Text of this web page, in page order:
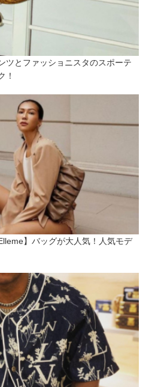
ツとファッショニスタのスポーテ
！
】バッグが大人気！人気モデ